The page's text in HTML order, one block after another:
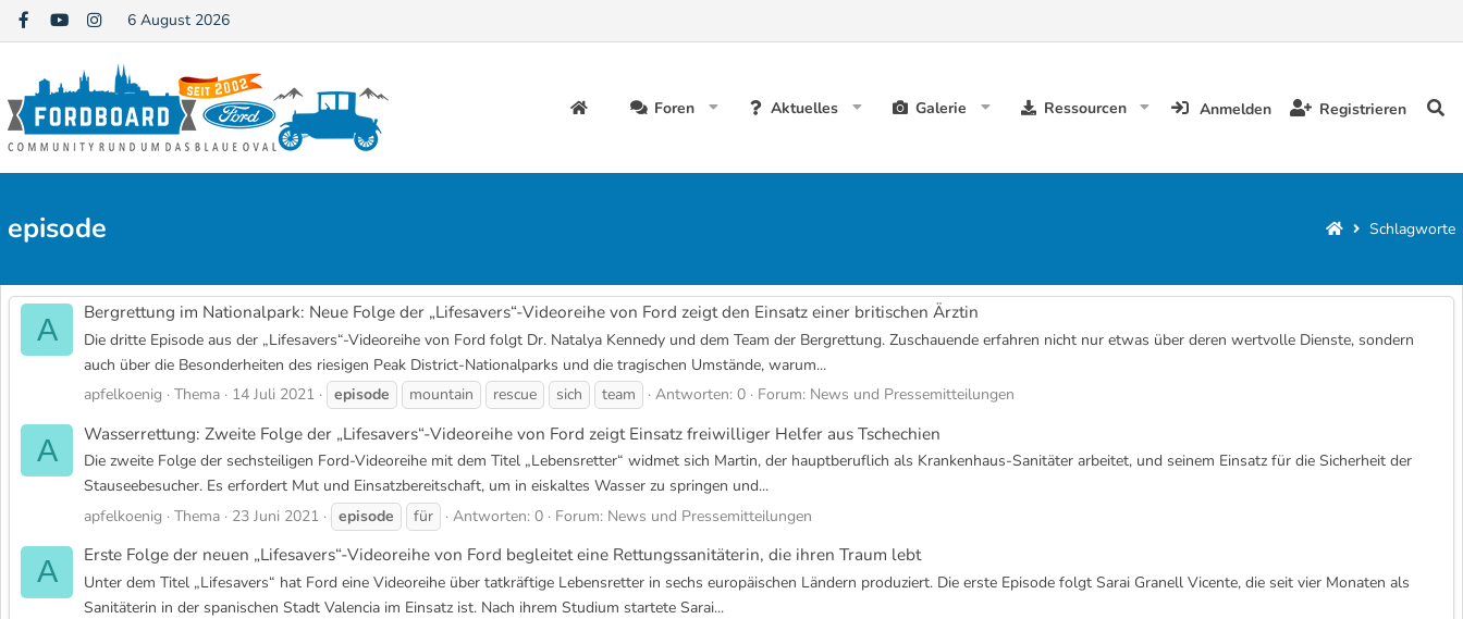
6 August 2026
Foren Aktuelles Galerie Ressourcen Anmelden Registrieren
episode Schlagworte
A Bergrettung im Nationalpark: Neue Folge der „Lifesavers“-Videoreihe von Ford zeigt den Einsatz einer britischen Ärztin
Die dritte Episode aus der „Lifesavers“-Videoreihe von Ford folgt Dr. Natalya Kennedy und dem Team der Bergrettung. Zuschauende erfahren nicht nur etwas über deren wertvolle Dienste, sondern
auch über die Besonderheiten des riesigen Peak District-Nationalparks und die tragischen Umstände, warum...
apfelkoenig
Thema 14 Juli 2021 episode mountain rescue sich team Antworten: 0 Forum: News und Pressemitteilungen
A Wasserrettung: Zweite Folge der „Lifesavers“-Videoreihe von Ford zeigt Einsatz freiwilliger Helfer aus Tschechien
Die zweite Folge der sechsteiligen Ford-Videoreihe mit dem Titel „Lebensretter“ widmet sich Martin, der hauptberuflich als Krankenhaus-Sanitäter arbeitet, und seinem Einsatz für die Sicherheit der
Stauseebesucher. Es erfordert Mut und Einsatzbereitschaft, um in eiskaltes Wasser zu springen und...
apfelkoenig
Thema 23 Juni 2021 episode für Antworten: 0 Forum: News und Pressemitteilungen
A Erste Folge der neuen „Lifesavers“-Videoreihe von Ford begleitet eine Rettungssanitäterin, die ihren Traum lebt
Unter dem Titel „Lifesavers“ hat Ford eine Videoreihe über tatkräftige Lebensretter in sechs europäischen Ländern produziert. Die erste Episode folgt Sarai Granell Vicente, die seit vier Monaten als
Sanitäterin in der spanischen Stadt Valencia im Einsatz ist. Nach ihrem Studium startete Sarai...